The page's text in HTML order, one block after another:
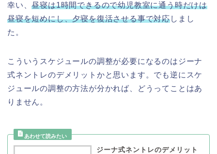
幸い、昼寝は1時間できるので幼児教室に通う時だけは
昼寝を短めにし、夕寝を復活させる事で対応しまし
た。
こういうスケジュールの調整が必要になるのはジーナ
式ネントレのデメリットかと思います。でも逆にスケ
ジュールの調整の方法が分かれば、どうってことはあ
りません。
ジーナ式ネントレのデメリット